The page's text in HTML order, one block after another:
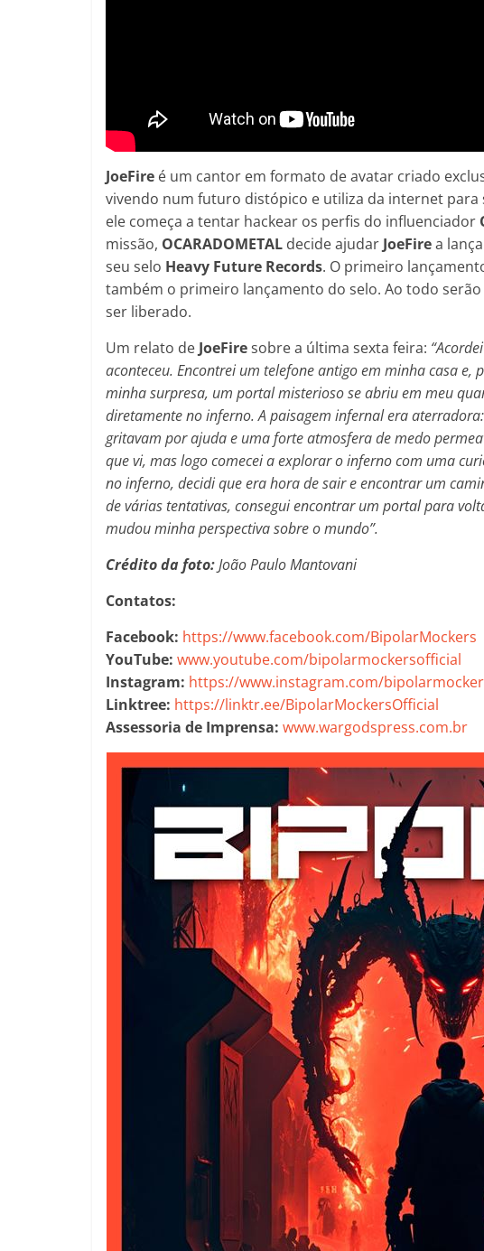
JoeFire é um cantor em formato de avatar criado
vivendo num futuro distópico e utiliza da internet
ele começa a tentar hackear os perfis do influenciador
missão, OCARADOMETAL decide ajudar JoeFirea
seu selo Heavy Future Records. O primeiro
também o primeiro lançamento do selo. Ao todo
ser liberado.
Um relato de JoeFiresobre a última sexta feira:
aconteceu. Encontrei um telefone antigo em minha casa
minha surpresa, um portal misterioso se abriu em meu
diretamente no inferno. A paisagem infernal era
gritavam por ajuda e uma forte atmosfera de medo
que vi, mas logo comecei a explorar o inferno com uma
no inferno, decidi que era hora de sair e encontrar um
de várias tentativas, consegui encontrar um portal para
mudou minha perspectiva sobre o mundo”.
Crédito da foto:João Paulo Mantovani
Contatos:
Facebook: https://www.facebook.com/BipolarMockers
YouTube: www.youtube.com/bipolarmockersofficial
Instagram: https://www.instagram.com/
Linktree: https://linktr.ee/BipolarMockersOfficial
Assessoria de Imprensa: www.wargodspress.com.br